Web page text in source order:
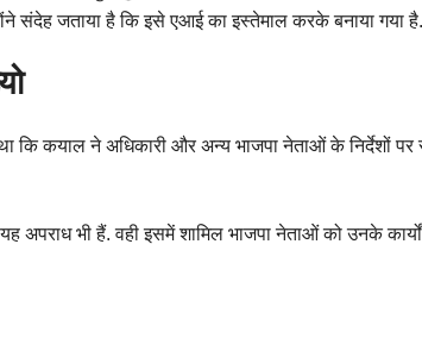
संदेह जताया है कि इसे एआई का इस्तेमाल करके बनाया गया है.
कि कयाल ने अधिकारी और अन्य भाजपा नेताओं के निर्देशों
अपराध भी हैं. वही इसमें शामिल भाजपा नेताओं को उनके